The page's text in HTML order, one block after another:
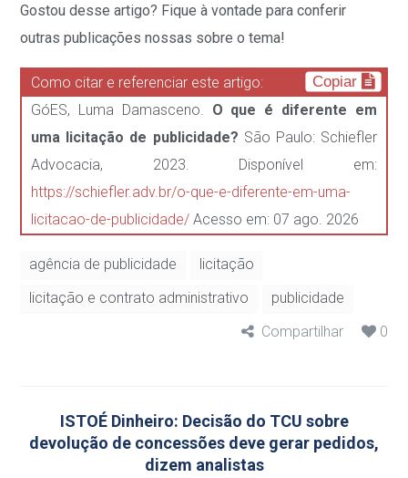
Gostou desse artigo? Fique à vontade para conferir
outras publicações nossas sobre o tema!
Como citar e referenciar este artigo: Copiar
GóES, Luma Damasceno. O que é diferente em
uma licitação de publicidade? São Paulo: Schiefler
Advocacia, 2023. Disponível em:
https://schiefler.adv.br/o-que-e-diferente-em-uma-
licitacao-de-publicidade/ Acesso em: 07 ago. 2026
agência de publicidade
licitação
licitação e contrato administrativo
publicidade
Compartilhar
0
ISTOÉ Dinheiro: Decisão do TCU sobre
devolução de concessões deve gerar pedidos,
dizem analistas